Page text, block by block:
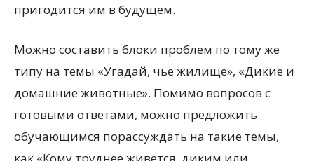
пригодится им в будущем.
Можно составить блоки проблем по тому же
типу на темы «Угадай, чье жилище», «Дикие и
домашние животные». Помимо вопросов с
готовыми ответами, можно предложить
обучающимся порассуждать на такие темы,